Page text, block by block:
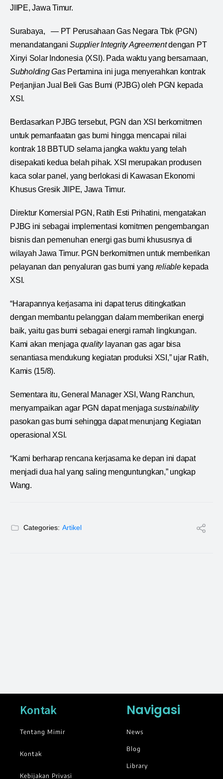
JIIPE, Jawa Timur.
Surabaya, — PT Perusahaan Gas Negara Tbk (PGN)
menandatanganiSupplier Integrity Agreementdengan PT
Xinyi Solar Indonesia (XSI). Pada waktu yang bersamaan,
Subholding GasPertamina ini juga menyerahkan kontrak
Perjanjian Jual Beli Gas Bumi (PJBG) oleh PGN kepada
XSI.
Berdasarkan PJBG tersebut, PGN dan XSI berkomitmen
untuk pemanfaatan gas bumi hingga mencapai nilai
kontrak 18 BBTUD selama jangka waktu yang telah
disepakati kedua belah pihak. XSI merupakan produsen
kaca solar panel, yang berlokasi di Kawasan Ekonomi
Khusus Gresik JIIPE, Jawa Timur.
Direktur Komersial PGN, Ratih Esti Prihatini, mengatakan
PJBG ini sebagai implementasi komitmen pengembangan
bisnis dan pemenuhan energi gas bumi khususnya di
wilayah Jawa Timur. PGN berkomitmen untuk memberikan
pelayanan dan penyaluran gas bumi yang reliablekepada
XSI.
“Harapannya kerjasama ini dapat terus ditingkatkan
dengan membantu pelanggan dalam memberikan energi
baik, yaitu gas bumi sebagai energi ramah lingkungan.
Kami akan menjaga qualitylayanan gas agar bisa
senantiasa mendukung kegiatan produksi XSI,” ujar Ratih,
Kamis (15/8).
Sementara itu, General Manager XSI, Wang Ranchun,
menyampaikan agar PGN dapat menjagasustainability
pasokan gas bumi sehingga dapat menunjang Kegiatan
operasional XSI.
“Kami berharap rencana kerjasama ke depan ini dapat
menjadi dua hal yang saling menguntungkan,” ungkap
Wang.
Categories: Artikel
Kontak
Tentang Mimir
Kontak
Kebijakan Privasi
Navigasi
News
Blog
Library